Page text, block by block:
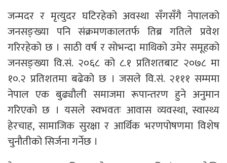
जन्मदर र मृत्युदर घटिरहेको अवस्था सँगसँगै नेपालको
जनसङ्ख्या पनि संक्रमणकालतर्फ तिब्र गतिले प्रवेश
गरिरहेको छ । साठी वर्ष र सोभन्दा माथिको उमेर समूहको
जनसङ्ख्या वि.सं. २०६८ को ८.१ प्रतिशतबाट २०७८ मा
१०.२ प्रतिशतमा बढेको छ । जसले वि.सं. २१११ सम्ममा
नेपाल एक बुढ्यौली समाजमा रूपान्तरण हुने अनुमान
गरिएको छ । यसले स्वभवतः आवास व्यवस्था, स्वास्थ्य
हेरचाह, सामाजिक सुरक्षा र आर्थिक भरणपोषणमा विशेष
चुनौतीको सिर्जना गर्नेछ ।